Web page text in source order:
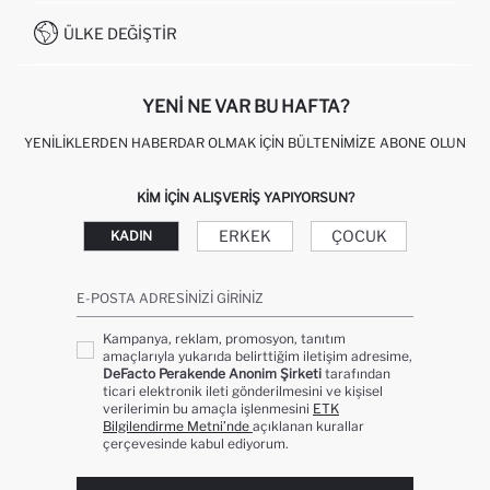
KAMPANYALAR
0850 333 22 86
ÜLKE DEĞIŞTIR
YENI NE VAR BU HAFTA?
YENILIKLERDEN HABERDAR OLMAK İÇIN BÜLTENIMIZE ABONE OLUN
KIM IÇIN ALIŞVERIŞ YAPIYORSUN?
KADIN ERKEK ÇOCUK
E-POSTA ADRESINIZI GIRINIZ
Kampanya, reklam, promosyon, tanıtım
amaçlarıyla yukarıda belirttiğim iletişim adresime,
DeFacto Perakende Anonim Şirketi tarafından
ticari elektronik ileti gönderilmesini ve kişisel
verilerimin bu amaçla işlenmesini ETK
Bilgilendirme Metni’nde açıklanan kurallar
çerçevesinde kabul ediyorum.